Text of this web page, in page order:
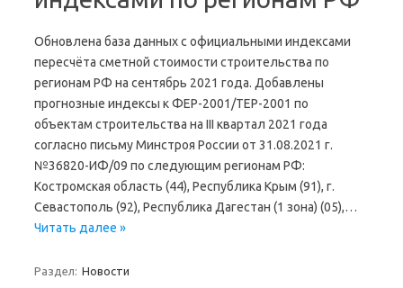
Обновлена база данных с официальными индексами
пересчёта сметной стоимости строительства по
регионам РФ на сентябрь 2021 года. Добавлены
прогнозные индексы к ФЕР-2001/ТЕР-2001 по
объектам строительства на III квартал 2021 года
согласно письму Минстроя России от 31.08.2021 г.
№36820-ИФ/09 по следующим регионам РФ:
Костромская область (44), Республика Крым (91), г.
Севастополь (92), Республика Дагестан (1 зона) (05),…
Читать далее »
Раздел: Новости